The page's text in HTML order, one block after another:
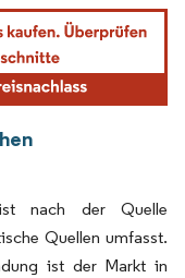
ist nach der Quelle
Quellen umfasst.
ist der Markt in